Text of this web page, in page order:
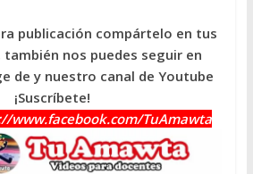
publicación compártelo en tus
también nos puedes seguir en
de y nuestro canal de Youtube
¡Suscríbete!
www.facebook.com/TuAmawta